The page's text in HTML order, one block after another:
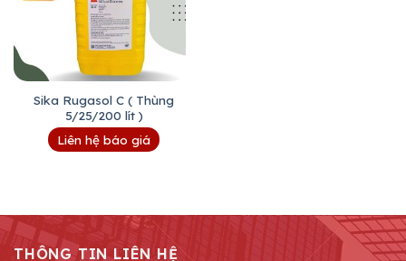
Sika Rugasol C ( Thùng
5/25/200 lít )
Liên hệ báo giá
THÔNG TIN LIÊN HỆ